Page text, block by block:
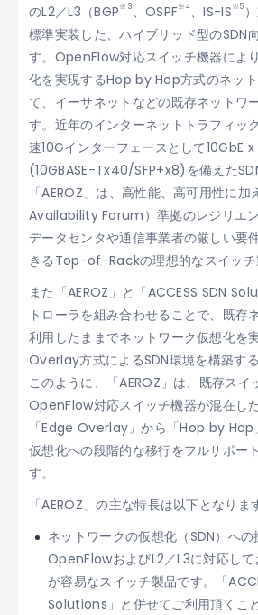
のL2／L3（BGP※3、OSPF※4、IS-IS※5
標準実装した、ハイブリッド型のSDN
す。OpenFlow対応スイッチ機器によ
化を実現するHop by Hop方式のネッ
て、イーサネットなどの既存ネットワ
す。近年のインターネットトラフィッ
速10Gインターフェースとして10GbE
(10GBASE-Tx40/SFP+x8)を備えた
「AEROZ」は、高性能、高可用性に
Availability Forum）準拠のレジリエン
データセンタや通信事業者の厳しい要
きるTop-of-Rackの理想的なスイッチ
また「AEROZ」と「ACCESS SDN
トローラを組み合わせることで、既存
利用したままでネットワーク仮想化を
Overlay方式によるSDN環境を構築する
このように、「AEROZ」は、既存スイ
OpenFlow対応スイッチ機器が混在し
「Edge Overlay」から「Hop by Hop
仮想化への段階的な移行をフルサポー
す。
「AEROZ」の主な特長は以下となりま
ネットワークの仮想化（SDN）への
OpenFlowおよびL2／L3に対応し
が容易なスイッチ製品です。「
Solutions」と併せてご利用頂くこ